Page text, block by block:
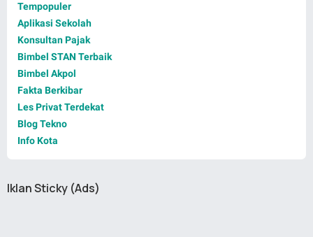
Tempopuler
Aplikasi Sekolah
Konsultan Pajak
Bimbel STAN Terbaik
Bimbel Akpol
Fakta Berkibar
Les Privat Terdekat
Blog Tekno
Info Kota
Iklan Sticky (Ads)